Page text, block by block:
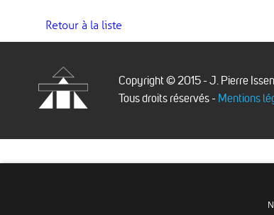
Retour à la liste
Copyright © 2015 - J. Pierre
Tous droits réservés - Mentions